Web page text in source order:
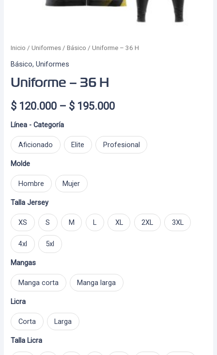
Inicio /Uniformes /Básico / Uniforme – 36 H
Básico,Uniformes
Uniforme – 36 H
$ 120.000 – $ 195.000Price
$ 120.000
Línea - Categoría
Aficionado Elite Profesional
Molde
Hombre Mujer
Talla Jersey
XS S M L XL 2XL 3XL
4xl 5xl
Mangas
Manga corta Manga larga
Licra
Corta Larga
Talla Licra